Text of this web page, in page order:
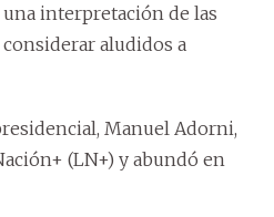
interpretación de las
aludidos a
Manuel Adorni,
(LN+) y abundó en